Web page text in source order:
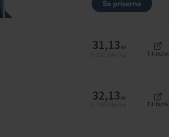
31,13 kr
Till butik
32,13 kr
Till butik